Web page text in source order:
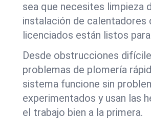
sea que necesites limpieza
instalación de calentadores
licenciados están listos
Desde obstrucciones
problemas de plomería
sistema funcione sin
experimentados y usan las
el trabajo bien a la primera.